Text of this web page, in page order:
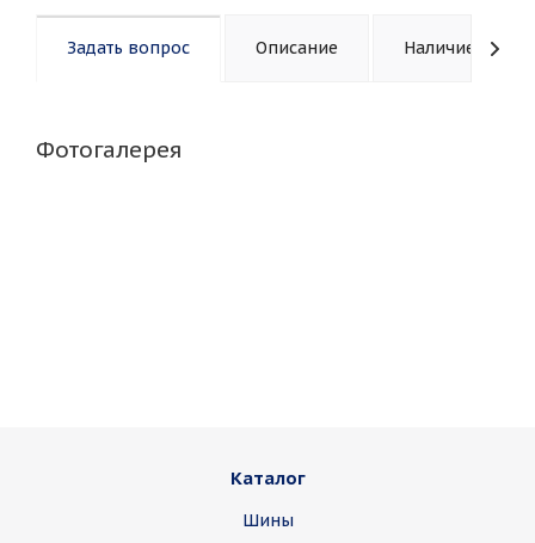
Задать вопрос Описание Наличие
Фотогалерея
Каталог
Шины